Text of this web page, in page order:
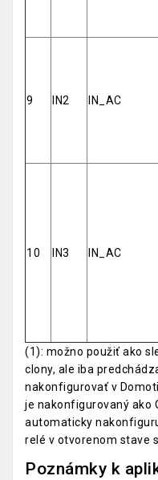
9 IN2 IN_AC
10 IN3 IN_AC
(1): možno použiť ako
clony, ale iba
nakonfigurovať v
je nakonfigurovaný ako
automaticky
relé v otvorenom stave
Poznámky k